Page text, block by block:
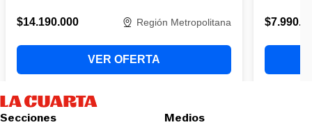
Secciones
Medios